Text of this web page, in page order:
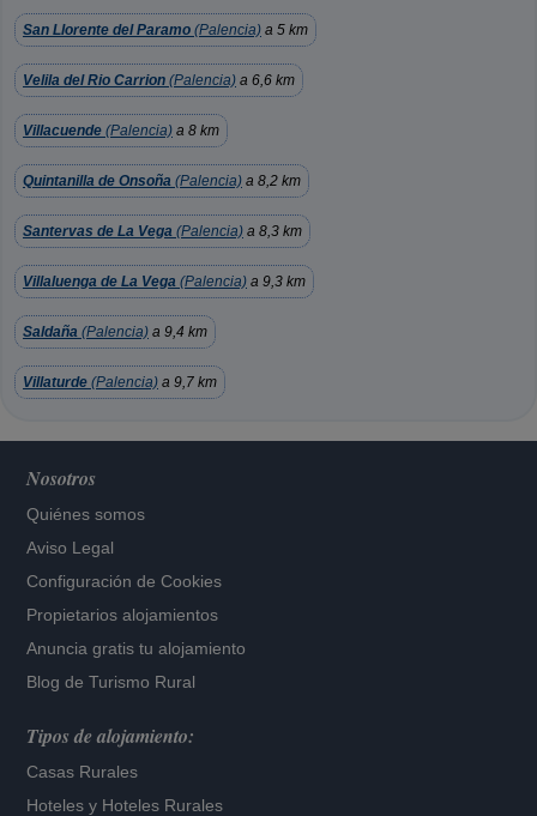
San Llorente del Paramo (Palencia) a 5 km
Velila del Rio Carrion (Palencia) a 6,6 km
Villacuende (Palencia) a 8 km
Quintanilla de Onsoña (Palencia) a 8,2 km
Santervas de La Vega (Palencia) a 8,3 km
Villaluenga de La Vega (Palencia) a 9,3 km
Saldaña (Palencia) a 9,4 km
Villaturde (Palencia) a 9,7 km
Nosotros
Quiénes somos
Aviso Legal
Configuración de Cookies
Propietarios alojamientos
Anuncia gratis tu alojamiento
Blog de Turismo Rural
Tipos de alojamiento:
Casas Rurales
Hoteles y Hoteles Rurales